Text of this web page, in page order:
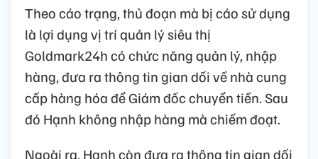
Theo cáo trạng, thủ đoạn mà bị cáo sử dụng
là lợi dụng vị trí quản lý siêu thị
Goldmark24h có chức năng quản lý, nhập
hàng, đưa ra thông tin gian dối về nhà cung
cấp hàng hóa để Giám đốc chuyển tiền. Sau
đó Hạnh không nhập hàng mà chiếm đoạt.
Ngoài ra, Hạnh còn đưa ra thông tin gian dối